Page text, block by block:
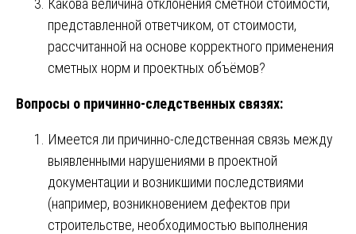
представленной ответчиком, от стоимости,
рассчитанной на основе корректного применения
сметных норм и проектных объёмов?
Вопросы о причинно-следственных связях:
Имеется ли причинно-следственная связь между
выявленными нарушениями в проектной
документации и возникшими последствиями
(например, возникновением дефектов при
строительстве, необходимостью выполнения